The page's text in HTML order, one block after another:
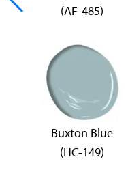
(AF-485)
Buxton Blue
(HC-149)